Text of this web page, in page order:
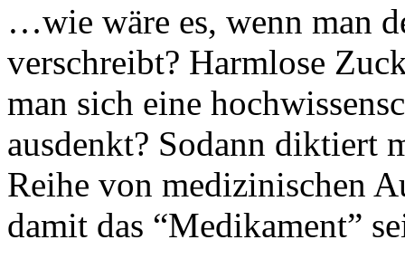
…wie wäre es, wenn man
verschreibt? Harmlose
man sich eine
ausdenkt? Sodann diktiert
Reihe von medizinischen
damit das “Medikament”